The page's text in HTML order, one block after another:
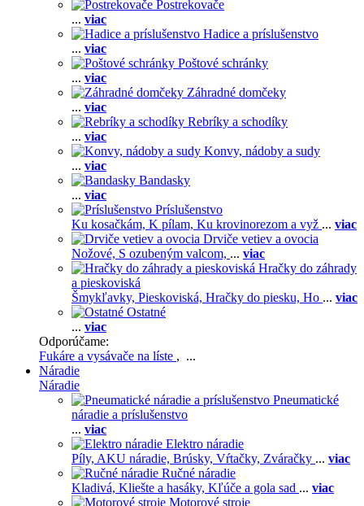
Postrekovače
... viac
Hadice a príslušenstvo
... viac
Poštové schránky
... viac
Záhradné domčeky
... viac
Rebríky a schodíky
... viac
Konvy, nádoby a sudy
... viac
Bandasky
... viac
Príslušenstvo
Ku kosačkám, K pílam, Ku krovinorezom a vyž ... viac
Drviče vetiev a ovocia
Nožové, S ozubeným valcom, ... viac
Hračky do záhrady
a pieskoviská
Šmykľavky, Pieskoviská, Hračky do piesku, Ho ... viac
Ostatné
... viac
Odporúčame:
Fukáre a vysávače na líste , ...
Náradie
Náradie
Pneumatické
náradie a príslušenstvo
... viac
Elektro náradie
Píly, AKU náradie, Brúsky, Vŕtačky, Zváračky ... viac
Ručné náradie
Kladivá, Kliešte a hasáky, Kľúče a gola sad ... viac
Motorové stroje